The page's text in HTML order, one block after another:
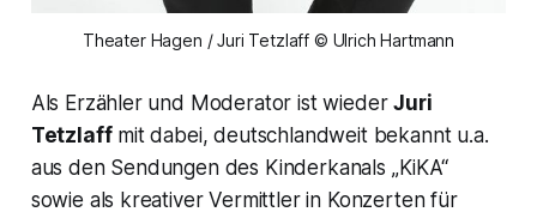
Theater Hagen / Juri Tetzlaff © Ulrich Hartmann
Als Erzähler und Moderator ist wiederJuri
Tetzlaffmit dabei, deutschlandweit bekannt u.a.
aus den Sendungen des Kinderkanals „KiKA“
sowie als kreativer Vermittler in Konzerten für